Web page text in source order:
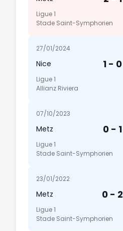
Ligue 1
Stade Saint-Symphorien
27/01/2024
Nice 1 - 0
Ligue 1
Allianz Riviera
07/10/2023
Metz 0 - 1
Ligue 1
Stade Saint-Symphorien
23/01/2022
Metz 0 - 2
Ligue 1
Stade Saint-Symphorien